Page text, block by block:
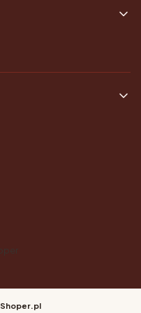
Shoper.pl